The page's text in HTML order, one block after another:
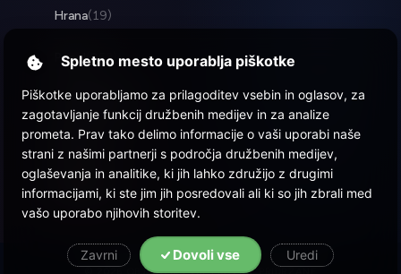
Hrana(19)
Posel(253)
Tehnologija(17)
Zabava(58)
Zdravje(22)
Spletno mesto uporablja piškotke
Piškotke uporabljamo za prilagoditev vsebin in oglasov, za
zagotavljanje funkcij družbenih medijev in za analize
prometa. Prav tako delimo informacije o vaši uporabi naše
strani z našimi partnerji s področja družbenih medijev,
oglaševanja in analitike, ki jih lahko združijo z drugimi
informacijami, ki ste jim jih posredovali ali ki so jih zbrali med
vašo uporabo njihovih storitev.
Zavrni Dovoli vse Uredi